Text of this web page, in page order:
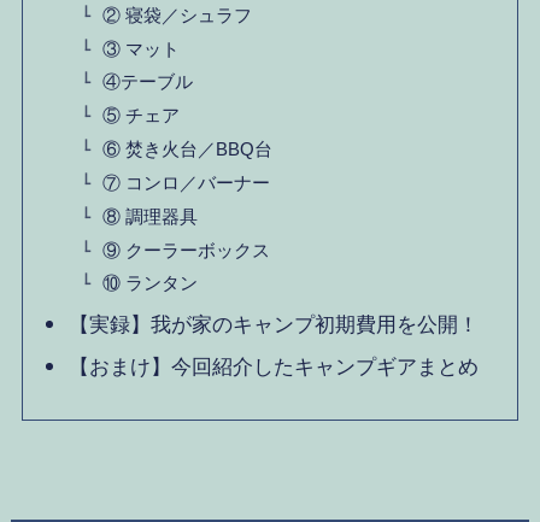
② 寝袋／シュラフ
③ マット
④テーブル
⑤ チェア
⑥ 焚き火台／BBQ台
⑦ コンロ／バーナー
⑧ 調理器具
⑨ クーラーボックス
⑩ ランタン
【実録】我が家のキャンプ初期費用を公開！
【おまけ】今回紹介したキャンプギアまとめ